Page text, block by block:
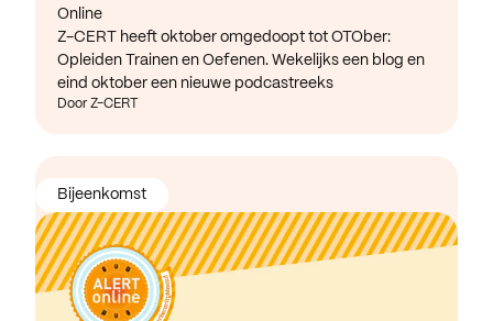
Online
Z-CERT heeft oktober omgedoopt tot OTOber:
Opleiden Trainen en Oefenen. Wekelijks een blog en
eind oktober een nieuwe podcastreeks
Door Z-CERT
Bijeenkomst